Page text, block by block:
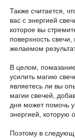
Также считается,
вас с энергией
которое вы
поверхность
желаемом
В целом,
усилить магию
являетесь ли вы
магии свечей,
дня может помочь
энергией, которую
Поэтому в